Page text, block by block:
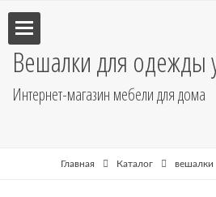
Вешалки для одежды
Интернет-магазин мебели для дома
Главная Каталог вешалки